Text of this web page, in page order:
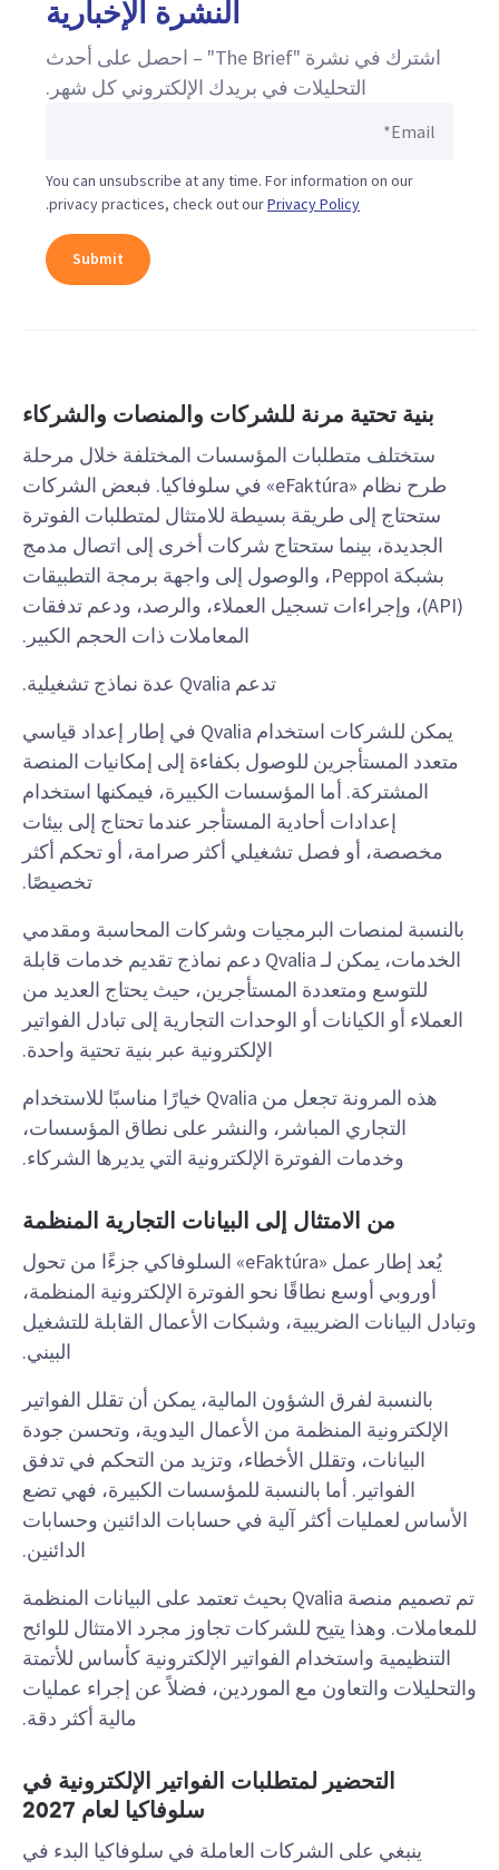
النشرة الإخبارية
اشترك في نشرة "The Brief" – احصل على أحدث
التحليلات في بريدك الإلكتروني كل شهر.
You can unsubscribe at any time. For information on our
privacy practices, check out ourPrivacy Policy
.
بنية تحتية مرنة للشركات والمنصات والشركاء
ستختلف متطلبات المؤسسات المختلفة خلال مرحلة
طرح نظام «eFaktúra» في سلوفاكيا. فبعض الشركات
ستحتاج إلى طريقة بسيطة للامتثال لمتطلبات الفوترة
الجديدة، بينما ستحتاج شركات أخرى إلى اتصال مدمج
بشبكة Peppol، والوصول إلى واجهة برمجة التطبيقات
(API)، وإجراءات تسجيل العملاء، والرصد، ودعم تدفقات
المعاملات ذات الحجم الكبير.
تدعم Qvalia عدة نماذج تشغيلية.
يمكن للشركات استخدام Qvalia في إطار إعداد قياسي
متعدد المستأجرين للوصول بكفاءة إلى إمكانيات المنصة
المشتركة. أما المؤسسات الكبيرة، فيمكنها استخدام
إعدادات أحادية المستأجر عندما تحتاج إلى بيئات
مخصصة، أو فصل تشغيلي أكثر صرامة، أو تحكم أكثر
تخصيصًا.
بالنسبة لمنصات البرمجيات وشركات المحاسبة ومقدمي
الخدمات، يمكن لـ Qvalia دعم نماذج تقديم خدمات قابلة
للتوسع ومتعددة المستأجرين، حيث يحتاج العديد من
العملاء أو الكيانات أو الوحدات التجارية إلى تبادل الفواتير
الإلكترونية عبر بنية تحتية واحدة.
هذه المرونة تجعل من Qvalia خيارًا مناسبًا للاستخدام
التجاري المباشر، والنشر على نطاق المؤسسات،
وخدمات الفوترة الإلكترونية التي يديرها الشركاء.
من الامتثال إلى البيانات التجارية المنظمة
يُعد إطار عمل «eFaktúra» السلوفاكي جزءًا من تحول
أوروبي أوسع نطاقًا نحو الفوترة الإلكترونية المنظمة،
وتبادل البيانات الضريبية، وشبكات الأعمال القابلة للتشغيل
البيني.
بالنسبة لفرق الشؤون المالية، يمكن أن تقلل الفواتير
الإلكترونية المنظمة من الأعمال اليدوية، وتحسن جودة
البيانات، وتقلل الأخطاء، وتزيد من التحكم في تدفق
الفواتير. أما بالنسبة للمؤسسات الكبيرة، فهي تضع
الأساس لعمليات أكثر آلية في حسابات الدائنين وحسابات
الدائنين.
تم تصميم منصة Qvalia بحيث تعتمد على البيانات المنظمة
للمعاملات. وهذا يتيح للشركات تجاوز مجرد الامتثال للوائح
التنظيمية واستخدام الفواتير الإلكترونية كأساس للأتمتة
والتحليلات والتعاون مع الموردين، فضلاً عن إجراء عمليات
مالية أكثر دقة.
التحضير لمتطلبات الفواتير الإلكترونية في
سلوفاكيا لعام 2027
ينبغي على الشركات العاملة في سلوفاكيا البدء في